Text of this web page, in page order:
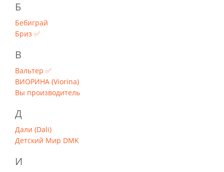
Б
Бебиграй
Бриз ✅
В
Вальтер ✅
ВИОРИНА (Viorina)
Вы производитель
Д
Дали (Dali)
Детский Мир DMK
И